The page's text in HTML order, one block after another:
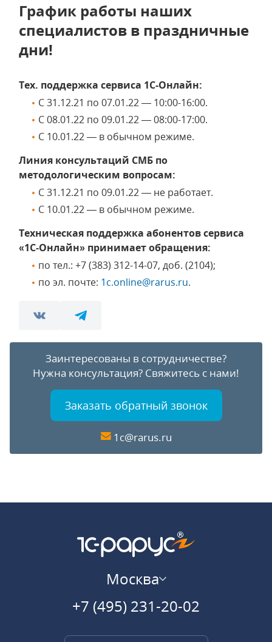
График работы наших
специалистов в праздничные
дни!
Тех. поддержка сервиса 1С-Онлайн:
С 31.12.21 по 07.01.22 — 10:00-16:00.
С 08.01.22 по 09.01.22 — 08:00-17:00.
С 10.01.22 — в обычном режиме.
Линия консультаций СМБ по
методологическим вопросам:
С 31.12.21 по 09.01.22 — не работает.
С 10.01.22 — в обычном режиме.
Техническая поддержка абонентов сервиса
«1С‑Онлайн» принимает обращения:
по тел.: +7 (383) 312-14-07, доб. (2104);
по эл. почте: 1c.online@rarus.ru.
Заинтересованы в сотрудничестве?
Нужна консультация? Свяжитесь с нами!
Заказать обратный звонок
1c@rarus.ru
Москва
+7 (495) 231-20-02